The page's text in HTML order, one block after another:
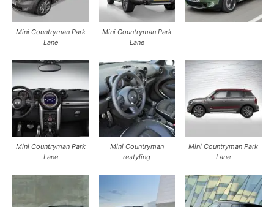
Mini Countryman Park
Lane
Mini Countryman Park
Lane
Mini Countryman Park
Lane
Mini Countryman
restyling
Mini Countryman Park
Lane